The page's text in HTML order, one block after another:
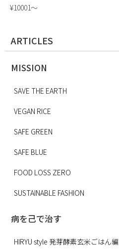
¥10001〜
ARTICLES
MISSION
SAVE THE EARTH
VEGAN RICE
SAFE GREEN
SAFE BLUE
FOOD LOSS ZERO
SUSTAINABLE FASHION
病を己で治す
HIRYU style 発芽酵素玄米ごはん編